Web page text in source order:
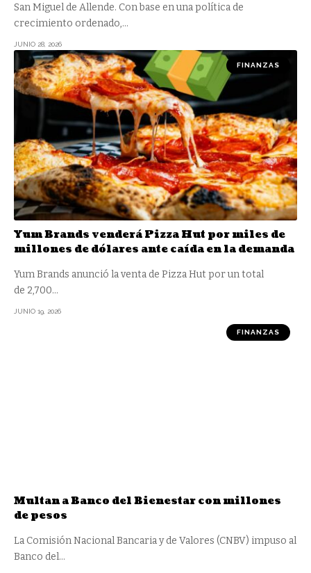
San Miguel de Allende. Con base en una política de
crecimiento ordenado,…
JUNIO 28, 2026
FINANZAS
Yum Brands venderá Pizza Hut por miles de
millones de dólares ante caída en la demanda
Yum Brands anunció la venta de Pizza Hut por un total
de 2,700…
JUNIO 19, 2026
FINANZAS
Multan a Banco del Bienestar con millones
de pesos
La Comisión Nacional Bancaria y de Valores (CNBV) impuso al
Banco del…